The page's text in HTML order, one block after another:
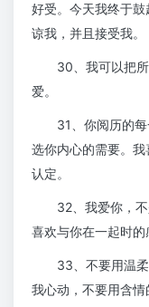
好受。今天我终于
谅我，并且接受我。
30、我可以把所
爱。
31、你阅历的每
选你内心的需要。
认定。
32、我爱你，不
喜欢与你在一起时的
33、不要用温柔
我心动，不要用含情